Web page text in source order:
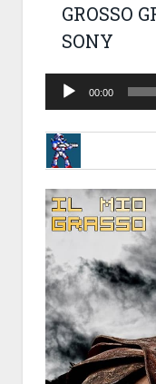
GROSSO
SONY
Audio
00:00
BRUNOB05-04-2022